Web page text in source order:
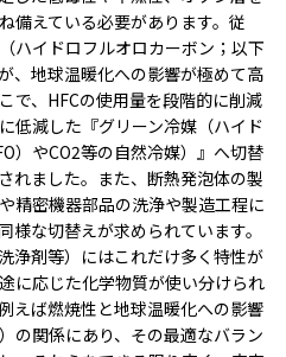
備えている必要があります。従
ハイドロフルオロカーボン；以下
、地球温暖化への影響が極めて高
で、HFCの使用量を段階的に削減
低減した『グリーン冷媒（ハイド
）やCO2等の自然冷媒）』へ切替
れました。また、断熱発泡体の製
精密機器部品の洗浄や製造工程に
な切替えが求められています。
浄剤等）にはこれだけ多く特性が
に応じた化学物質が使い分けられ
えば燃焼性と地球温暖化への影響
の関係にあり、その最適なバラン